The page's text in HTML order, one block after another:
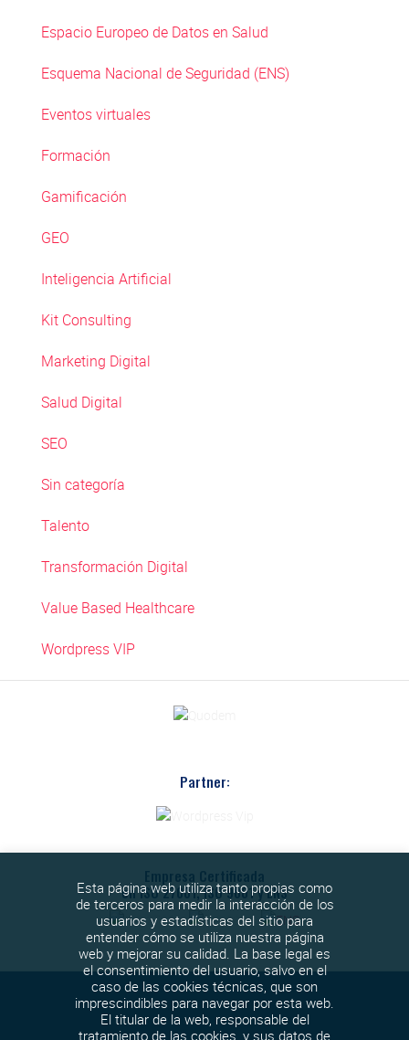
Espacio Europeo de Datos en Salud
Esquema Nacional de Seguridad (ENS)
Eventos virtuales
Formación
Gamificación
GEO
Inteligencia Artificial
Kit Consulting
Marketing Digital
Salud Digital
SEO
Sin categoría
Talento
Transformación Digital
Value Based Healthcare
Wordpress VIP
Partner:
Empresa Certificada
en ISO 27001, ISO 9001 y ENS
Esta página web utiliza tanto propias como
de terceros para medir la interacción de los
usuarios y estadísticas del sitio para
entender cómo se utiliza nuestra página
web y mejorar su calidad. La base legal es
el consentimiento del usuario, salvo en el
caso de las cookies técnicas, que son
imprescindibles para navegar por esta web.
El titular de la web, responsable del
tratamiento de las cookies, y sus datos de